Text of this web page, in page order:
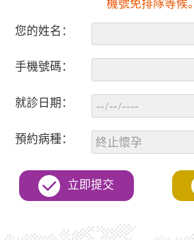
機號免排隊等候。
您的姓名：
手機號碼：
就診日期：
預約病種：
立即提交